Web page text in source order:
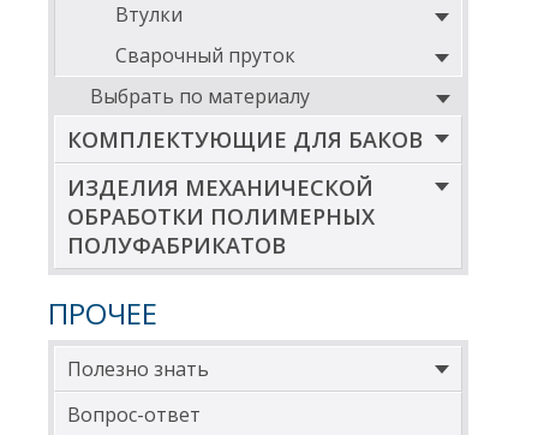
Втулки
Сварочный пруток
Выбрать по материалу
КОМПЛЕКТУЮЩИЕ ДЛЯ БАКОВ
ИЗДЕЛИЯ МЕХАНИЧЕСКОЙ
ОБРАБОТКИ ПОЛИМЕРНЫХ
ПОЛУФАБРИКАТОВ
ПРОЧЕЕ
Полезно знать
Вопрос-ответ